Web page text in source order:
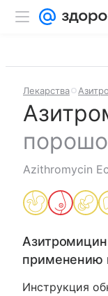
Лекарства
Azithromycin
применению
Инструкция